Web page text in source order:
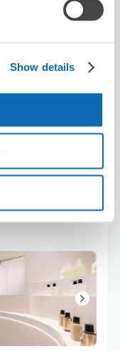
Show details